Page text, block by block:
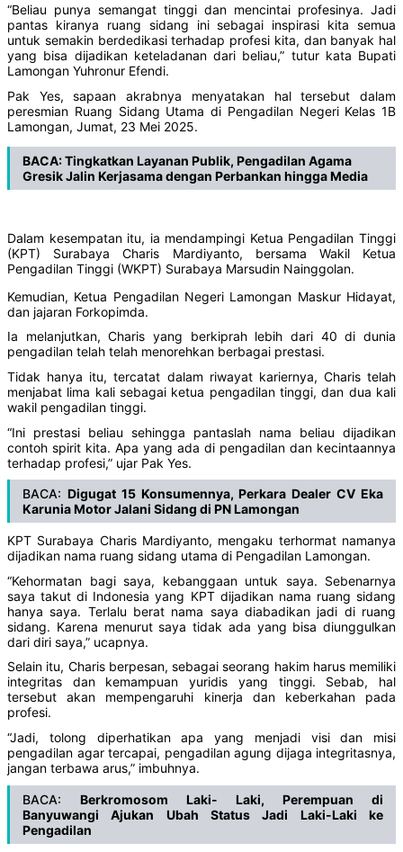
“Beliau punya semangat tinggi dan mencintai profesinya. Jadi
pantas kiranya ruang sidang ini sebagai inspirasi kita semua
untuk semakin berdedikasi terhadap profesi kita, dan banyak hal
yang bisa dijadikan keteladanan dari beliau,” tutur kata Bupati
Lamongan Yuhronur Efendi.
Pak Yes, sapaan akrabnya menyatakan hal tersebut dalam
peresmian Ruang Sidang Utama di Pengadilan Negeri Kelas 1B
Lamongan, Jumat, 23 Mei 2025.
BACA: Tingkatkan Layanan Publik, Pengadilan Agama
Gresik Jalin Kerjasama dengan Perbankan hingga Media
Dalam kesempatan itu, ia mendampingi Ketua Pengadilan Tinggi
(KPT) Surabaya Charis Mardiyanto, bersama Wakil Ketua
Pengadilan Tinggi (WKPT) Surabaya Marsudin Nainggolan.
Kemudian, Ketua Pengadilan Negeri Lamongan Maskur Hidayat,
dan jajaran Forkopimda.
Ia melanjutkan, Charis yang berkiprah lebih dari 40 di dunia
pengadilan telah telah menorehkan berbagai prestasi.
Tidak hanya itu, tercatat dalam riwayat kariernya, Charis telah
menjabat lima kali sebagai ketua pengadilan tinggi, dan dua kali
wakil pengadilan tinggi.
“Ini prestasi beliau sehingga pantaslah nama beliau dijadikan
contoh spirit kita. Apa yang ada di pengadilan dan kecintaannya
terhadap profesi,” ujar Pak Yes.
BACA: Digugat 15 Konsumennya, Perkara Dealer CV Eka
Karunia Motor Jalani Sidang di PN Lamongan
KPT Surabaya Charis Mardiyanto, mengaku terhormat namanya
dijadikan nama ruang sidang utama di Pengadilan Lamongan.
“Kehormatan bagi saya, kebanggaan untuk saya. Sebenarnya
saya takut di Indonesia yang KPT dijadikan nama ruang sidang
hanya saya. Terlalu berat nama saya diabadikan jadi di ruang
sidang. Karena menurut saya tidak ada yang bisa diunggulkan
dari diri saya,” ucapnya.
Selain itu, Charis berpesan, sebagai seorang hakim harus memiliki
integritas dan kemampuan yuridis yang tinggi. Sebab, hal
tersebut akan mempengaruhi kinerja dan keberkahan pada
profesi.
“Jadi, tolong diperhatikan apa yang menjadi visi dan misi
pengadilan agar tercapai, pengadilan agung dijaga integritasnya,
jangan terbawa arus,” imbuhnya.
BACA: Berkromosom Laki- Laki, Perempuan di
Banyuwangi Ajukan Ubah Status Jadi Laki-Laki ke
Pengadilan